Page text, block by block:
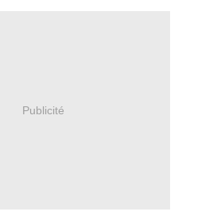
Publicité